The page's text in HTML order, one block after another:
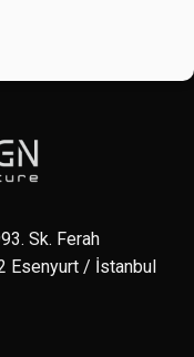
Sk. Ferah
Esenyurt / İstanbul